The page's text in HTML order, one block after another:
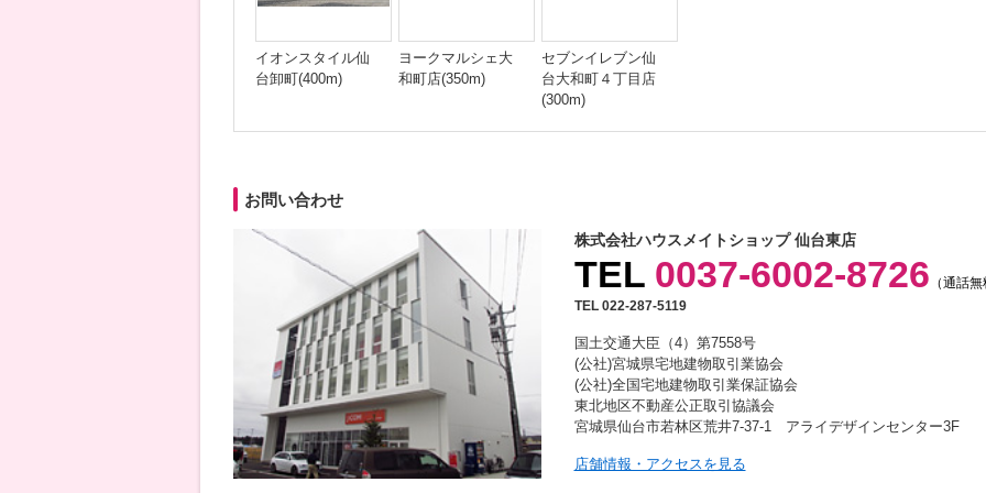
イオンスタイル仙
台卸町(400m)
ヨークマルシェ大
和町店(350m)
セブンイレブン仙
台大和町４丁目店
(300m)
お問い合わせ
株式会社ハウスメイトショップ 仙台東店
TEL 0037-6002-8726 （通話
TEL 022-287-5119
国土交通大臣（4）第7558号
(公社)宮城県宅地建物取引業協会
(公社)全国宅地建物取引業保証協会
東北地区不動産公正取引協議会
宮城県仙台市若林区荒井7-37-1 アライデザインセンター3F
店舗情報・アクセスを見る